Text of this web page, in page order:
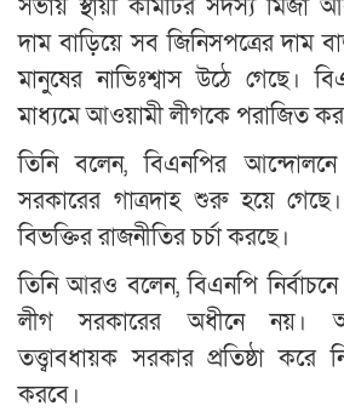
সভায় স্থায়ী কমিটির সদস্য মির্জা
দাম বাড়িয়ে সব জিনিসপত্রের দাম
মানুষের নাভিঃশ্বাস উঠে গেছে।
মাধ্যমে আওয়ামী লীগকে পরাজিত
তিনি বলেন, বিএনপির
সরকারের গাত্রদাহ শুরু হয়ে
বিভক্তির রাজনীতির চর্চা করছে।
তিনি আরও বলেন, বিএনপি
লীগ সরকারের অধীনে নয়।
তত্ত্বাবধায়ক সরকার প্রতিষ্ঠা করে
করবে।